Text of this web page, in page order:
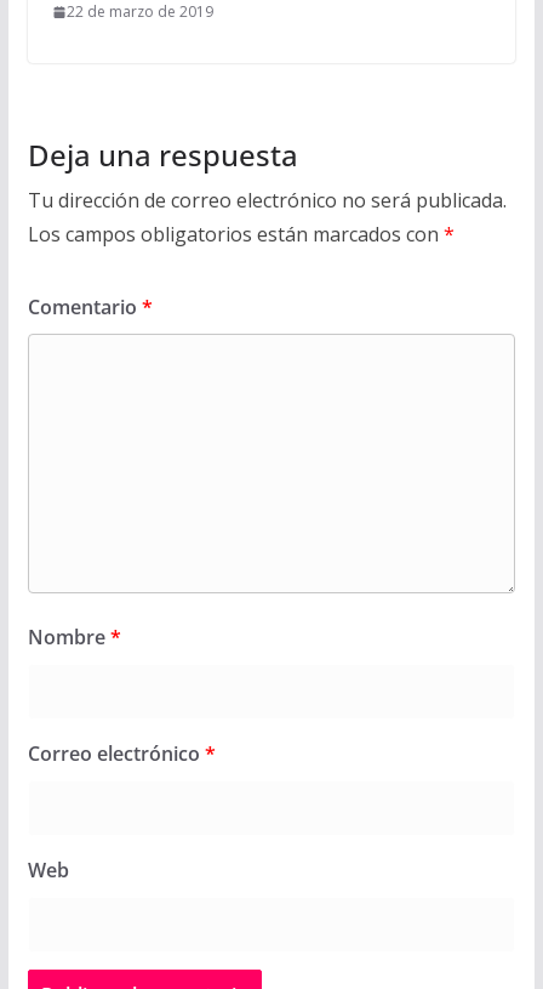
22 de marzo de 2019
Deja una respuesta
Tu dirección de correo electrónico no será publicada.
Los campos obligatorios están marcados con *
Comentario *
Nombre*
Correo electrónico *
Web